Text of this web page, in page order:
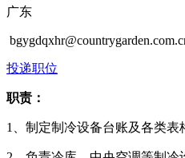
广东
投递职位
职责：
1、制定制冷设备台账及各类表